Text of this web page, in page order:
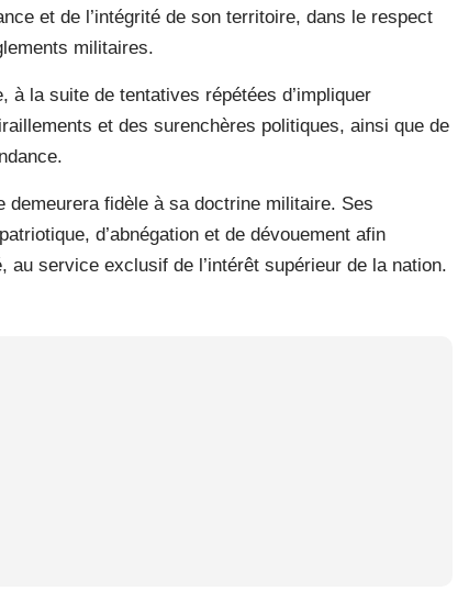
et de l’intégrité de son territoire, dans le respect
militaires.
la suite de tentatives répétées d’impliquer
et des surenchères politiques, ainsi que de
demeurera fidèle à sa doctrine militaire. Ses
d’abnégation et de dévouement afin
au service exclusif de l’intérêt supérieur de la nation.